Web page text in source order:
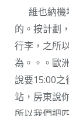
維也納機
的。按計劃
行李，之所
為。。。歐
說要15:00
站，房東說